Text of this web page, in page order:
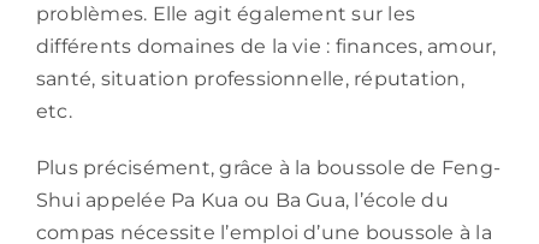
problèmes. Elle agit également sur les
différents domaines de la vie : finances, amour,
santé, situation professionnelle, réputation,
etc.
Plus précisément, grâce à la boussole de Feng-
Shui appelée Pa Kua ou Ba Gua, l’école du
compas nécessite l’emploi d’une boussole à la